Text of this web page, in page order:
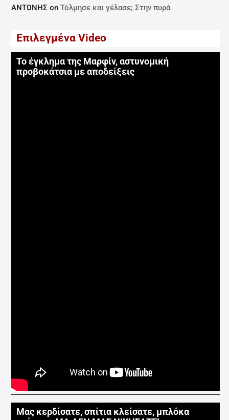
ΑΝΤΩΝΗΣ onΤόλμησε και γέλασε; Στην πυρά
Επιλεγμένα Video
Το έγκλημα της Μαρφίν, αστυνομική
προβοκάτσια με αποδείξεις
Μας κερδίσατε, σπίτια κλείσατε, μπλόκα